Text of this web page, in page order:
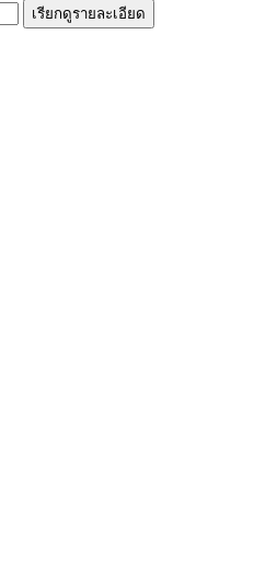
เรียกดูรายละเอียด